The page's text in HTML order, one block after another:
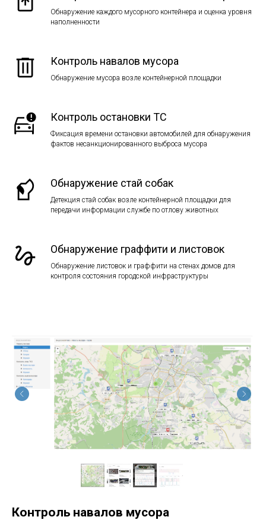
Обнаружение каждого мусорного контейнера и оценка уровня
наполненности
Контроль навалов мусора
Обнаружение мусора возле контейнерной площадки
Контроль остановки ТС
Фиксация времени остановки автомобилей для обнаружения
фактов несанкционированного выброса мусора
Обнаружение стай собак
Детекция стай собак возле контейнерной площадки для
передачи информации службе по отлову животных
Обнаружение граффити и листовок
Обнаружение листовок и граффити на стенах домов для
контроля состояния городской инфраструктуры
Контроль навалов мусора